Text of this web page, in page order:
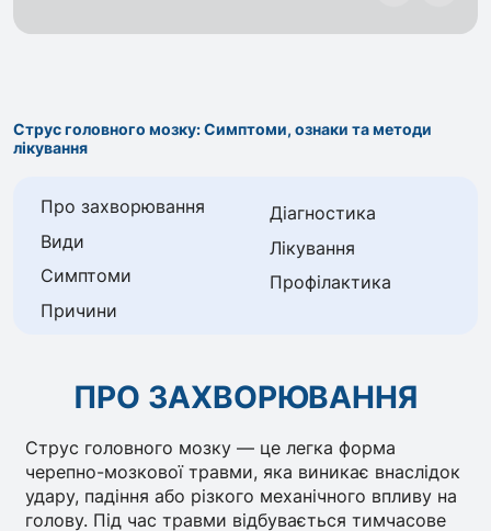
Струс головного мозку: Симптоми, ознаки та методи
лікування
Про захворювання
Види
Симптоми
Причини
Діагностика
Лікування
Профілактика
ПРО ЗАХВОРЮВАННЯ
Струс головного мозку — це легка форма
черепно-мозкової травми, яка виникає внаслідок
удару, падіння або різкого механічного впливу на
голову. Під час травми відбувається тимчасове